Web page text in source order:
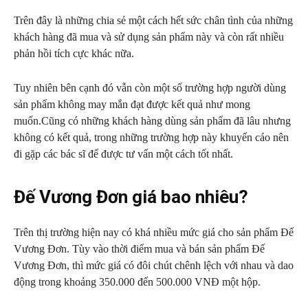
Trên đây là những chia sẻ một cách hết sức chân tình của những
khách hàng đã mua và sử dụng sản phẩm này và còn rất nhiều
phản hồi tích cực khác nữa.
Tuy nhiên bên cạnh đó vẫn còn một số trường hợp người dùng
sản phẩm không may mắn đạt được kết quả như mong
muốn.Cũng có những khách hàng dùng sản phẩm đã lâu nhưng
không có kết quả, trong những trường hợp này khuyến cáo nên
đi gặp các bác sĩ để được tư vấn một cách tốt nhất.
Đế Vương Đơn giá bao nhiêu?
Trên thị trường hiện nay có khá nhiều mức giá cho sản phẩm Đế
Vương Đơn. Tùy vào thời điểm mua và bán sản phẩm Đế
Vương Đơn, thì mức giá có đôi chút chênh lệch với nhau và dao
động trong khoảng 350.000 đến 500.000 VNĐ một hộp.